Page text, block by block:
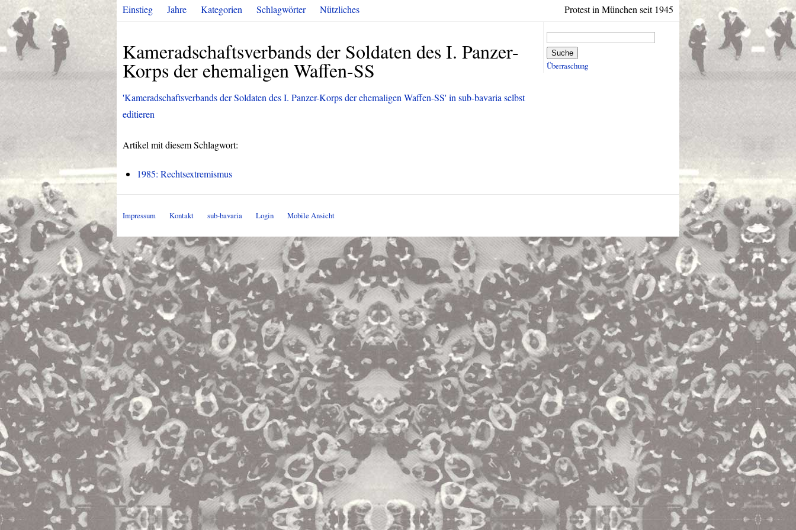
Protest in München seit 1945
Einstieg Jahre Kategorien Schlagwörter Nützliches
Kameradschaftsverbands der Soldaten des I. Panzer-
Korps der ehemaligen Waffen-SS
'Kameradschaftsverbands der Soldaten des I. Panzer-Korps der ehemaligen Waffen-SS' in sub-bavaria selbst
editieren
Artikel mit diesem Schlagwort:
1985: Rechtsextremismus
Suche
Überraschung
Impressum Kontakt sub-bavaria Login Mobile Ansicht